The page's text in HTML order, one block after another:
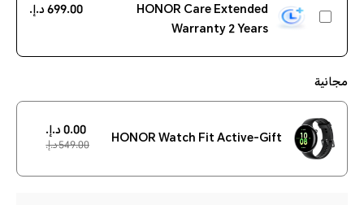
HONOR Care Extended
Warranty 2 Years
699.00 د.إ.‏‏
مجانية
HONOR Watch Fit Active-Gift 0.00 د.إ.‏‏
549.00 د.إ.‏‏